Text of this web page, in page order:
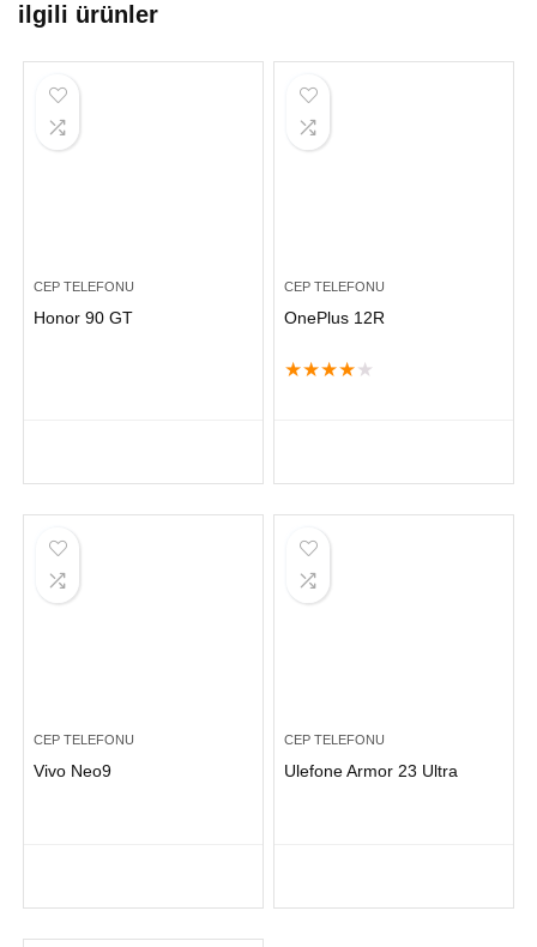
ilgili ürünler
CEP TELEFONU
Honor 90 GT
CEP TELEFONU
OnePlus 12R
★★★★ ★
CEP TELEFONU
Vivo Neo9
CEP TELEFONU
Ulefone Armor 23 Ultra